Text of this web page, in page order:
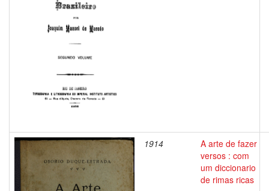
1914
A arte de fazer
versos : com
um diccionario
de rimas ricas